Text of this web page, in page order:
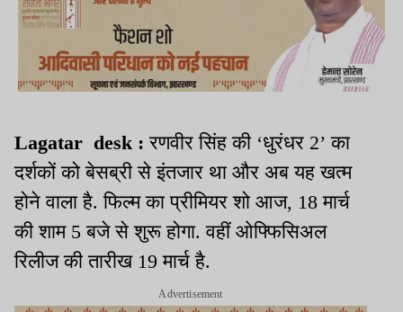
Lagatar desk : रणवीर सिंह की ‘धुरंधर 2’ का
दर्शकों को बेसब्री से इंतजार था और अब यह खत्म
होने वाला है. फिल्म का प्रीमियर शो आज, 18 मार्च
की शाम 5 बजे से शुरू होगा. वहीं ओफ्फिसिअल
रिलीज की तारीख 19 मार्च है.
Advertisement